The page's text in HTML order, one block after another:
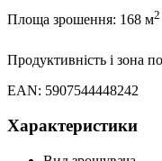
Площа зрошення: 168 м2
Продуктивність і зона
EAN: 5907544448242
Характеристики